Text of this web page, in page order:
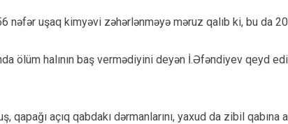
uşaq kimyəvi zəhərlənməyə məruz qalıb ki, bu da
ölüm halının baş vermədiyini deyən İ.Əfəndiyev qeyd
açıq qabdakı dərmanlarını, yaxud da zibil qabına